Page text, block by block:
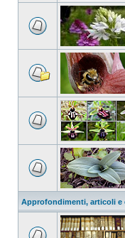
Approfondimenti, articoli e